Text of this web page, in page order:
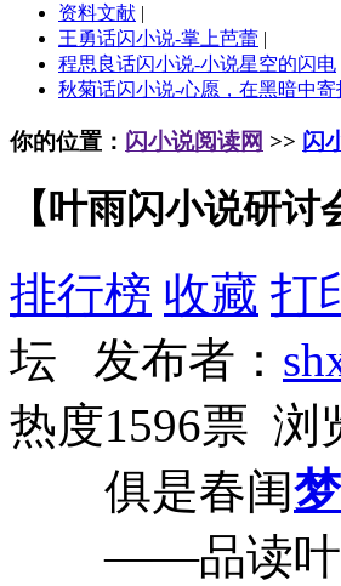
资料文献 |
王勇话闪小说-掌上芭蕾 |
程思良话闪小说-小说星空的闪电
秋菊话闪小说-心愿，在黑暗中寄
你的位置： 闪小说阅读网 >> 闪
【叶雨闪小说研
排行榜 收藏 打
坛 发布者：
热度1596票 浏
俱是春闺
——品读叶